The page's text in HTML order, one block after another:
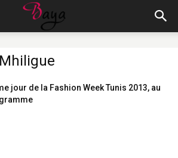
jour de la Fashion Week Tunis 2013, au